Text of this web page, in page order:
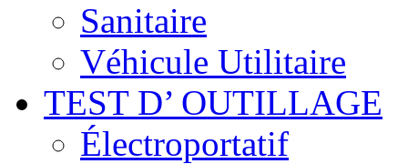
Sanitaire
Véhicule Utilitaire
TEST D’ OUTILLAGE
Électroportatif